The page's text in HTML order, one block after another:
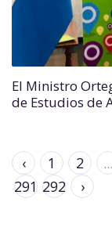
El Ministro
de Estudios de
‹ 1 2 ...
291 292 ›